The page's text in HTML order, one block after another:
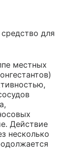
для
местных
Действие
несколько